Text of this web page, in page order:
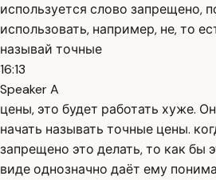
используется слово запрещено,
использовать, например, не, то
называй точные
16:13
Speaker A
цены, это будет работать хуже.
начать называть точные цены.
запрещено это делать, то как бы
виде однозначно даёт ему